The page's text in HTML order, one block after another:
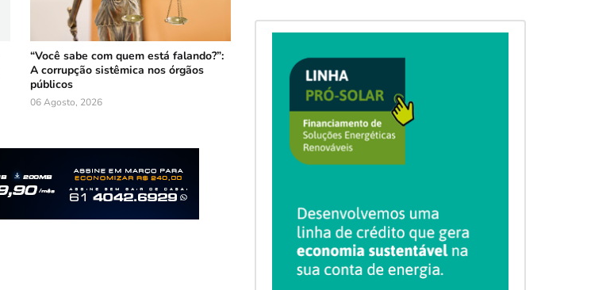
“Você sabe com quem está falando?”:
A corrupção sistêmica nos órgãos
públicos
06 Agosto, 2026